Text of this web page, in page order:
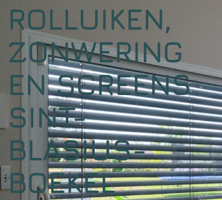
ROLLUIKEN,
ZONWERING
EN SCREENS
SINT-
BLASIUS-
BOEKEL